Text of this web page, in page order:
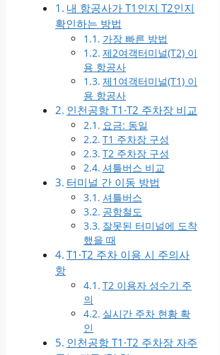
내 항공사가 T1인지 T2인지
확인하는 방법
가장 빠른 방법
제2여객터미널(T2) 이
용 항공사
제1여객터미널(T1) 이
용 항공사
인천공항 T1·T2 주차장 비교
요금: 동일
T1 주차장 구성
T2 주차장 구성
셔틀버스 비교
터미널 간 이동 방법
셔틀버스
공항철도
잘못된 터미널에 도착
했을 때
T1·T2 주차 이용 시 주의사
항
T2 이용자 성수기 주
의
실시간 주차 현황 확
인
인천공항 T1·T2 주차장 자주